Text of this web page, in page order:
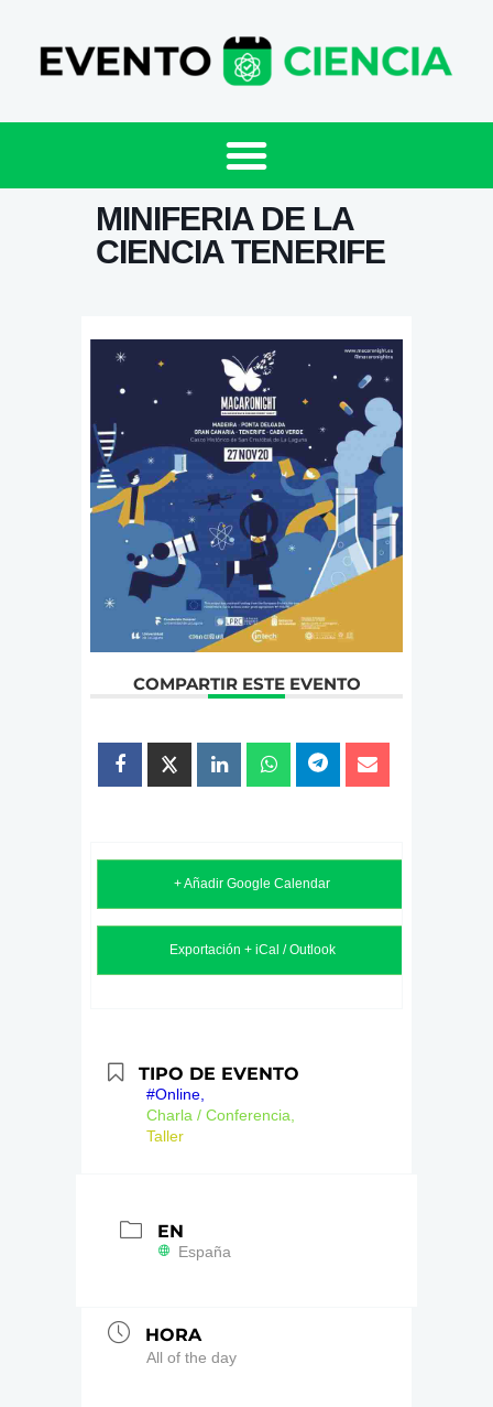
MINIFERIA DE LA
CIENCIA TENERIFE
COMPARTIR ESTE EVENTO
+ Añadir Google Calendar
Exportación + iCal / Outlook
TIPO DE EVENTO
#Online,
Charla / Conferencia,
Taller
EN
España
HORA
All of the day